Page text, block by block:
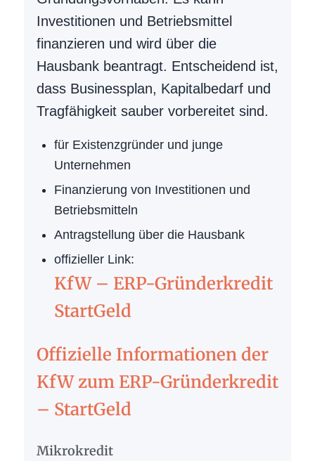
Investitionen und Betriebsmittel
finanzieren und wird über die
Hausbank beantragt. Entscheidend ist,
dass Businessplan, Kapitalbedarf und
Tragfähigkeit sauber vorbereitet sind.
für Existenzgründer und junge
Unternehmen
Finanzierung von Investitionen und
Betriebsmitteln
Antragstellung über die Hausbank
offizieller Link:
KfW – ERP-Gründerkredit
StartGeld
Offizielle Informationen der
KfW zum ERP-Gründerkredit
– StartGeld
Mikrokredit